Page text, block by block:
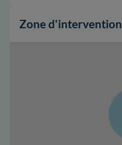
Zone d'intervention